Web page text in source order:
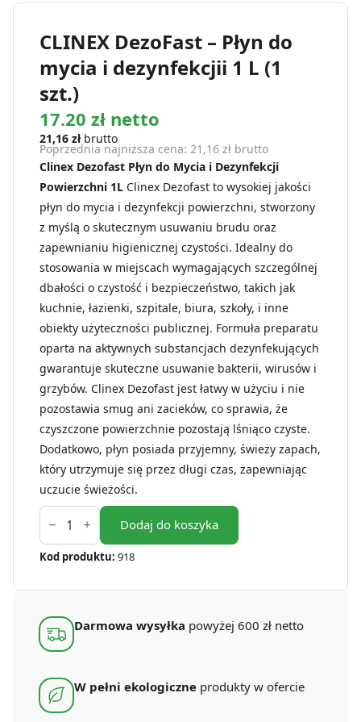
CLINEX DezoFast – Płyn do
mycia i dezynfekcjii 1 L (1
szt.)
17.20 zł netto
21,16 złbrutto
Poprzednia najniższa cena: 21,16 zł brutto
Clinex Dezofast Płyn do Mycia i Dezynfekcji
Powierzchni 1L Clinex Dezofast to wysokiej jakości
płyn do mycia i dezynfekcji powierzchni, stworzony
z myślą o skutecznym usuwaniu brudu oraz
zapewnianiu higienicznej czystości. Idealny do
stosowania w miejscach wymagających szczególnej
dbałości o czystość i bezpieczeństwo, takich jak
kuchnie, łazienki, szpitale, biura, szkoły, i inne
obiekty użyteczności publicznej. Formuła preparatu
oparta na aktywnych substancjach dezynfekujących
gwarantuje skuteczne usuwanie bakterii, wirusów i
grzybów. Clinex Dezofast jest łatwy w użyciu i nie
pozostawia smug ani zacieków, co sprawia, że
czyszczone powierzchnie pozostają lśniąco czyste.
Dodatkowo, płyn posiada przyjemny, świeży zapach,
który utrzymuje się przez długi czas, zapewniając
uczucie świeżości.
ilość
CLINEX
DezoFast
-
Płyn
mycia
dezynfekcjii
1
L
(1
Dodaj do koszyka
Kod produktu: 918
Darmowa wysyłka powyżej 600 zł netto
W pełni ekologiczne produkty w ofercie